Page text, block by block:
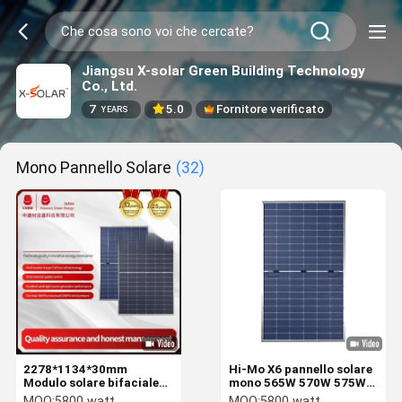
Jiangsu X-solar Green Building Technology
Co., Ltd.
7 YEARS 5.0 Fornitore verificato
Mono Pannello Solare (32)
2278*1134*30mm
Modulo solare bifaciale
550 Watt 550wp 555W
Hi-Mo X6 pannello solare
mono 565W 570W 575W
580W 585W 590W 595W